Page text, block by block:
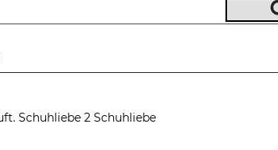
Schuhliebe 2 Schuhliebe